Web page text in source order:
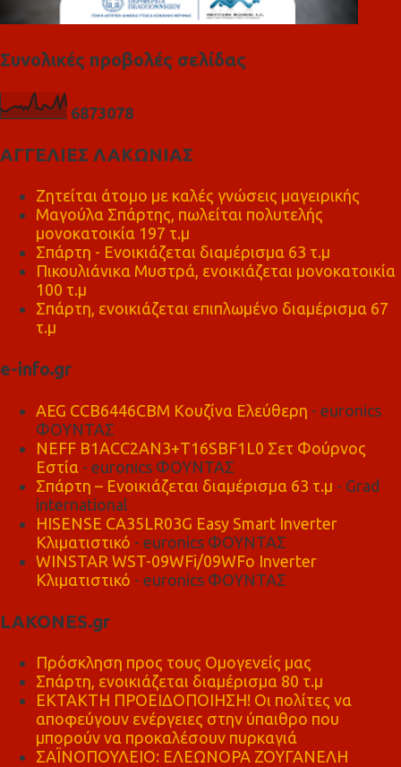
Συνολικές προβολές σελίδας
6873078
ΑΓΓΕΛΙΕΣ ΛΑΚΩΝΙΑΣ
Ζητείται άτομο με καλές γνώσεις μαγειρικής
Μαγούλα Σπάρτης, πωλείται πολυτελής
μονοκατοικία 197 τ.μ
Σπάρτη - Ενοικιάζεται διαμέρισμα 63 τ.μ
Πικουλιάνικα Μυστρά, ενοικιάζεται μονοκατοικία
100 τ.μ
Σπάρτη, ενοικιάζεται επιπλωμένο διαμέρισμα 67
τ.μ
e-info.gr
AEG CCB6446CBM Κουζίνα Ελεύθερη - euronics
ΦΟΥΝΤΑΣ
NEFF B1ACC2AN3+T16SBF1L0 Σετ Φούρνος
Εστία - euronics ΦΟΥΝΤΑΣ
Σπάρτη – Ενοικιάζεται διαμέρισμα 63 τ.μ - Grad
international
HISENSE CA35LR03G Easy Smart Inverter
Κλιματιστικό - euronics ΦΟΥΝΤΑΣ
WINSTAR WST-09WFi/09WFo Inverter
Κλιματιστικό - euronics ΦΟΥΝΤΑΣ
LAKONES.gr
Πρόσκληση προς τους Ομογενείς μας
Σπάρτη, ενοικιάζεται διαμέρισμα 80 τ.μ
ΕΚΤΑΚΤΗ ΠΡΟΕΙΔΟΠΟΙΗΣΗ! Οι πολίτες να
αποφεύγουν ενέργειες στην ύπαιθρο που
μπορούν να προκαλέσουν πυρκαγιά
ΣΑΪΝΟΠΟΥΛΕΙΟ: ΕΛΕΩΝΟΡΑ ΖΟΥΓΑΝΕΛΗ